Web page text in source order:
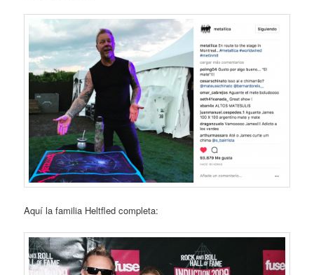
Aquí la familia Heltfled completa: